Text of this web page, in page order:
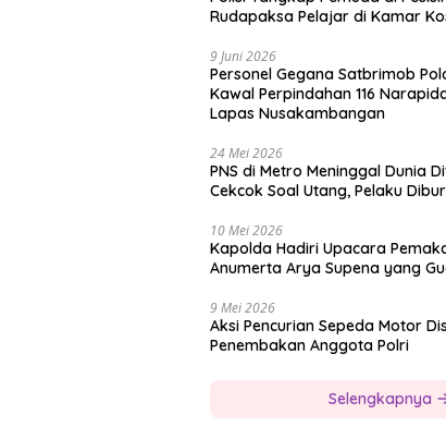
Rudapaksa Pelajar di Kamar
9 Juni 2026
Personel Gegana Satbrimob
Kawal Perpindahan 116
Lapas Nusakambangan
24 Mei 2026
PNS di Metro Meninggal Dunia
Cekcok Soal Utang, Pelaku
10 Mei 2026
Kapolda Hadiri Upacara
Anumerta Arya Supena yang
9 Mei 2026
Aksi Pencurian Sepeda Motor
Penembakan Anggota Polri
Selengkapnya